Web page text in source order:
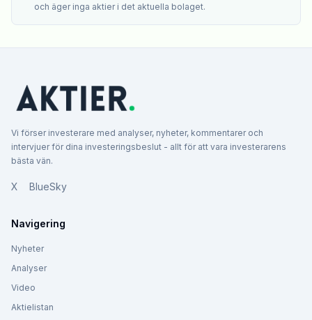
och äger inga aktier i det aktuella bolaget.
Vi förser investerare med analyser, nyheter, kommentarer och
intervjuer för dina investeringsbeslut - allt för att vara investerarens
bästa vän.
X BlueSky
Navigering
Nyheter
Analyser
Video
Aktielistan